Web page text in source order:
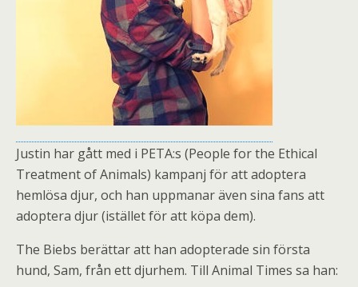
Justin har gått med i PETA:s (People for the Ethical
Treatment of Animals) kampanj för att adoptera
hemlösa djur, och han uppmanar även sina fans att
adoptera djur (istället för att köpa dem).
The Biebs berättar att han adopterade sin första
hund, Sam, från ett djurhem. Till Animal Times sa han: